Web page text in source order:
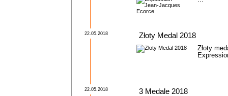
22.05.2018 Złoty Medal 2018
Złoty
22.05.2018 3 Medale 2018